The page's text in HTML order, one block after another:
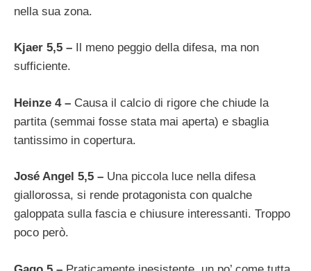
nella sua zona.
Kjaer 5,5 – Il meno peggio della difesa, ma non
sufficiente.
Heinze 4 – Causa il calcio di rigore che chiude la
partita (semmai fosse stata mai aperta) e sbaglia
tantissimo in copertura.
José Angel 5,5 – Una piccola luce nella difesa
giallorossa, si rende protagonista con qualche
galoppata sulla fascia e chiusure interessanti. Troppo
poco però.